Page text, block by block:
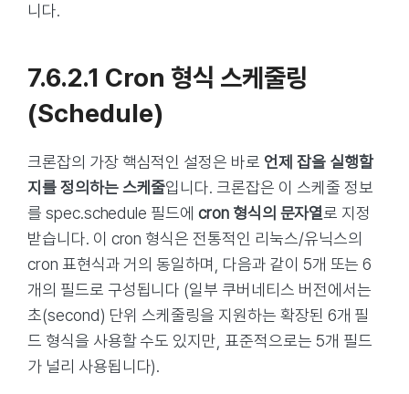
니다.
7.6.2.1 Cron 형식 스케줄링
(schedule)
크론잡의 가장 핵심적인 설정은 바로 언제 잡을 실행할
지를 정의하는 스케줄입니다. 크론잡은 이 스케줄 정보
를 spec.schedule 필드에 cron 형식의 문자열로 지정
받습니다. 이 cron 형식은 전통적인 리눅스/유닉스의
cron 표현식과 거의 동일하며, 다음과 같이 5개 또는 6
개의 필드로 구성됩니다 (일부 쿠버네티스 버전에서는
초(second) 단위 스케줄링을 지원하는 확장된 6개 필
드 형식을 사용할 수도 있지만, 표준적으로는 5개 필드
가 널리 사용됩니다).